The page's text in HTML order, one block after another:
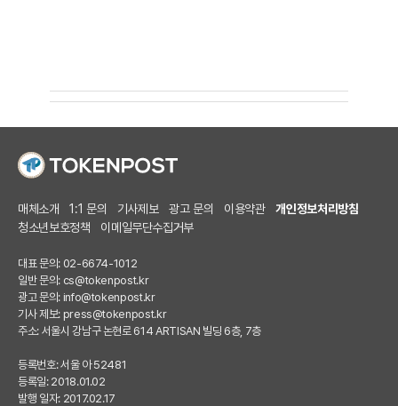
매체소개 1:1 문의 기사제보 광고 문의 이용약관
개인정보처리방침
청소년보호정책
이메일무단수집거부
대표 문의: 02-6674-1012
일반 문의: cs@tokenpost.kr
광고 문의: info@tokenpost.kr
기사 제보: press@tokenpost.kr
주소: 서울시 강남구 논현로 614 ARTISAN 빌딩 6층, 7층
등록번호: 서울 아 52481
등록일: 2018.01.02
발행 일자: 2017.02.17